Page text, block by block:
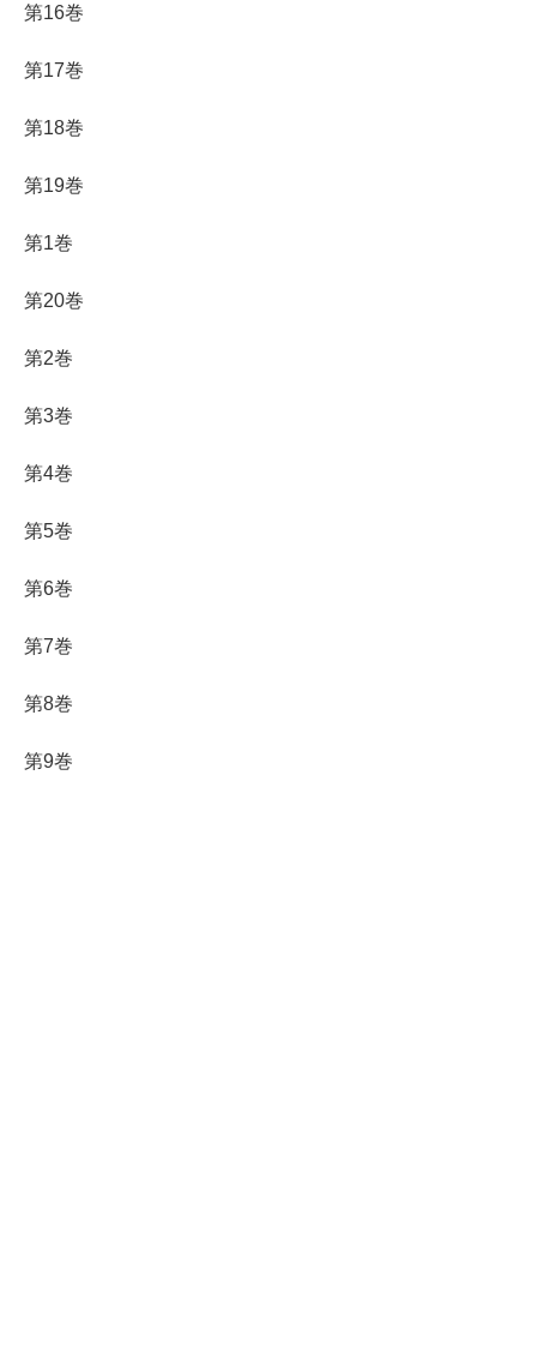
第16巻
第17巻
第18巻
第19巻
第1巻
第20巻
第2巻
第3巻
第4巻
第5巻
第6巻
第7巻
第8巻
第9巻